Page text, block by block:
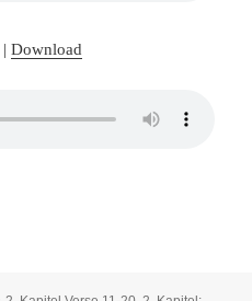
|Download